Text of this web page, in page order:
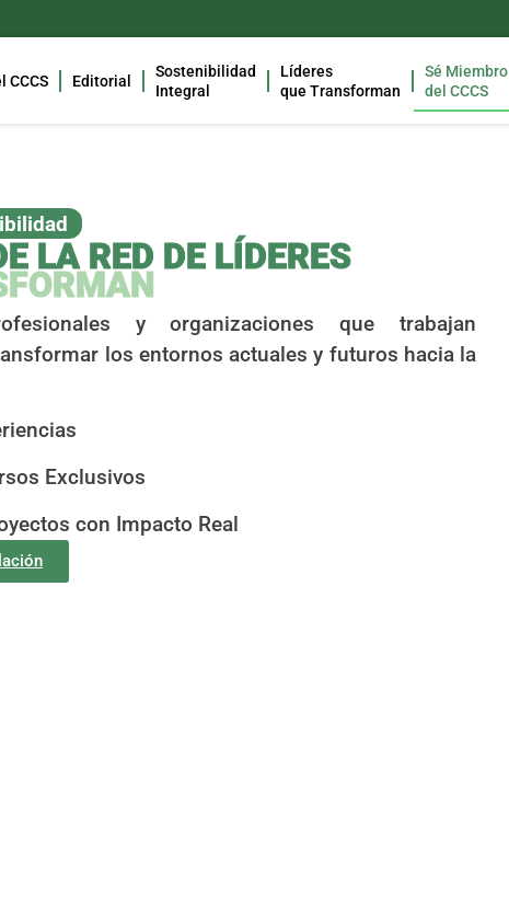
CCCS Editorial
Sostenibilidad
Integral
Líderes
que Transforman
Sé Miembro
del CCCS
LA RED DE LÍDERES
y organizaciones que trabajan
los entornos actuales y futuros hacia la
Exclusivos
con Impacto Real